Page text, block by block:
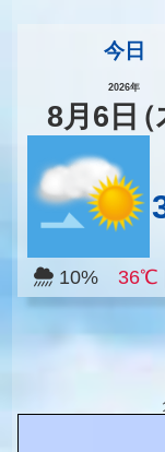
今日
2026年
8月 6 日（
10% 36℃